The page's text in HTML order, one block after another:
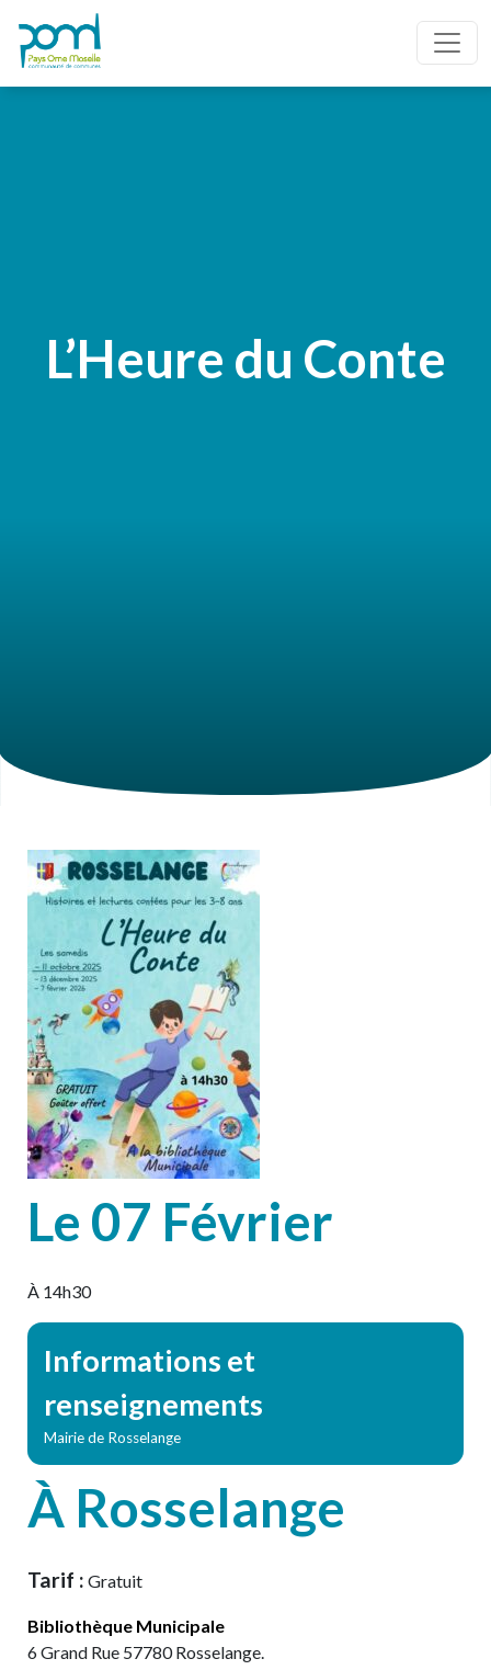
L’Heure du Conte
Le 07 Février
À 14h30
Informations et
renseignements
Mairie de Rosselange
À Rosselange
Tarif : Gratuit
Bibliothèque Municipale
6Grand Rue 57780Rosselange